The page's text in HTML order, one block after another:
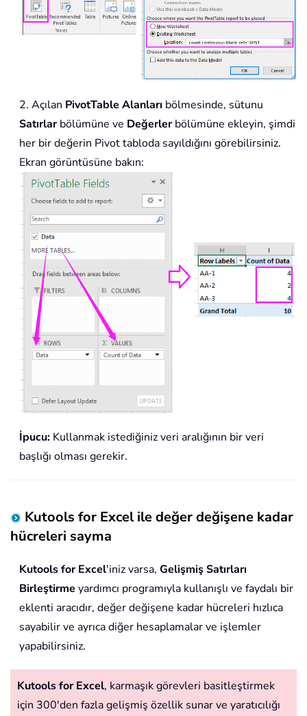
2. Açılan PivotTable Alanları bölmesinde, sütunu
Satırlarbölümüne ve Değerlerbölümüne ekleyin, şimdi
her bir değerin Pivot tabloda sayıldığını görebilirsiniz.
Ekran görüntüsüne bakın:
İpucu: Kullanmak istediğiniz veri aralığının bir veri
başlığı olması gerekir.
Kutools for Excel ile değer değişene kadar
hücreleri sayma
Kutools for Excel'iniz varsa, Gelişmiş Satırları
Birleştirme yardımcı programıyla kullanışlı ve faydalı bir
eklenti aracıdır, değer değişene kadar hücreleri hızlıca
sayabilir ve ayrıca diğer hesaplamalar ve işlemler
yapabilirsiniz.
Kutools for Excel, karmaşık görevleri basitleştirmek
için 300'den fazla gelişmiş özellik sunar ve yaratıcılığı